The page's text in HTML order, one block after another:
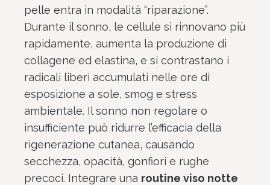
pelle entra in modalità “riparazione”.
Durante il sonno, le cellule si rinnovano più
rapidamente, aumenta la produzione di
collagene ed elastina, e si contrastano i
radicali liberi accumulati nelle ore di
esposizione a sole, smog e stress
ambientale. Il sonno non regolare o
insufficiente può ridurre l’efficacia della
rigenerazione cutanea, causando
secchezza, opacità, gonfiori e rughe
precoci. Integrare una routine viso notte